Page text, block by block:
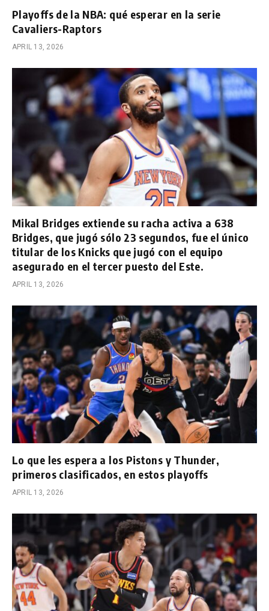
Playoffs de la NBA: qué esperar en la serie
Cavaliers-Raptors
APRIL 13, 2026
Mikal Bridges extiende su racha activa a 638
Bridges, que jugó sólo 23 segundos, fue el único
titular de los Knicks que jugó con el equipo
asegurado en el tercer puesto del Este.
APRIL 13, 2026
Lo que les espera a los Pistons y Thunder,
primeros clasificados, en estos playoffs
APRIL 13, 2026